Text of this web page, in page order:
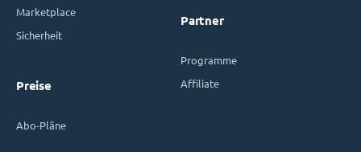
Marketplace
Sicherheit
Preise
Abo-Pläne
Partner
Programme
Affiliate